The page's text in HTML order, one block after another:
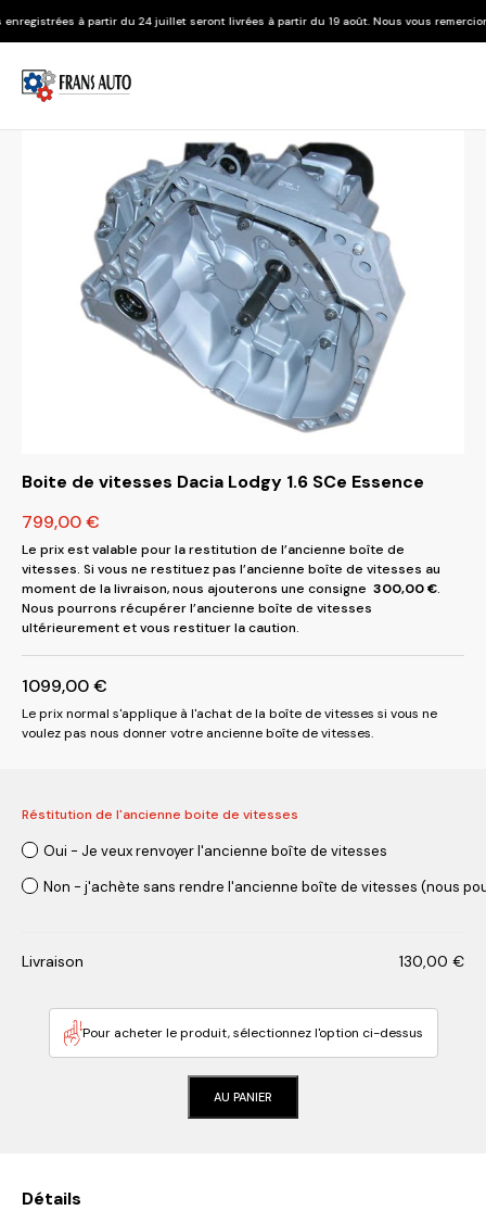
du 24 juillet seront livrées à partir du 19 août. Nous vous remercions de votre
Boite de vitesses Dacia Lodgy 1.6 SCe Essence
799,00€
Le prix est valable pour la restitution de l’ancienne boîte de
vitesses. Si vous ne restituez pas l’ancienne boîte de vitesses au
moment de la livraison, nous ajouterons une consigne 300,00€.
Nous pourrons récupérer l’ancienne boîte de vitesses
ultérieurement et vous restituer la caution.
1099,00€
Le prix normal s'applique à l'achat de la boîte de vitesses si vous ne
voulez pas nous donner votre ancienne boîte de vitesses.
Réstitution de l'ancienne boite de vitesses
Oui - Je veux renvoyer l'ancienne boîte de vitesses
Non - j'achète sans rendre l'ancienne boîte de vitesses (nous
Livraison 130,00 €
Pour acheter le produit, sélectionnez l'option ci-dessus
AU PANIER
Détails